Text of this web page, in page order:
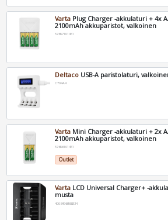
Varta Plug Charger -akkulaturi + 4x
2100mAh akkuparistot, valkoinen
57657101451
Deltaco USB-A paristolaturi,
C704A4
Varta Mini Charger -akkulaturi + 2x
2100mAh akkuparistot, valkoinen
57656101451
Outlet
Varta LCD Universal Charger+ -
musta
4008496988334